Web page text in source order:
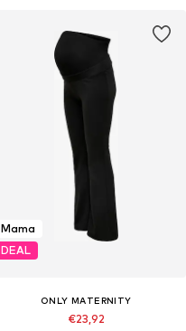
Mama
DEAL
ONLY MATERNITY
€23,92